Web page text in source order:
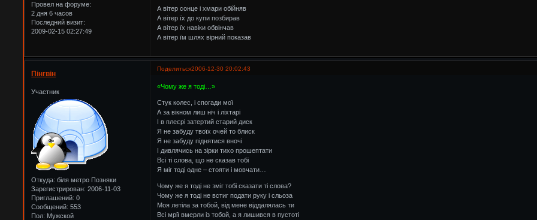
Провел на форуме:
2 дня 6 часов
Последний визит:
2009-02-15 02:27:49
А вітер сонце і хмари обійняв
А вітер їх до купи позбирав
А вітер їх навіки обвінчав
А вітер їм шлях вірний показав
Поделиться2006-12-30 20:02:43
Пінгвін
Участник
Откуда: біля метро Позняки
Зарегистрирован: 2006-11-03
Приглашений: 0
Сообщений: 553
Пол: Мужской
«Чому же я тоді…»
Стук колес, і спогади мої
А за вікном лиш ніч і ліхтарі
І в плеєрі затертий старий диск
Я не забуду твоїх очей то блиск
Я не забуду піднятися вночі
І дивлячись на зірки тихо прошептати
Всі ті слова, що не сказав тобі
Я міг тоді одне – стояти і мовчати…
Чому же я тоді не зміг тобі сказати ті слова?
Чому же я тоді не встиг подати руку і сльоза
Моя летіла за тобой, від мене віддалялась ти
Всі мрії вмерли із тобой, а я лишився в пустоті